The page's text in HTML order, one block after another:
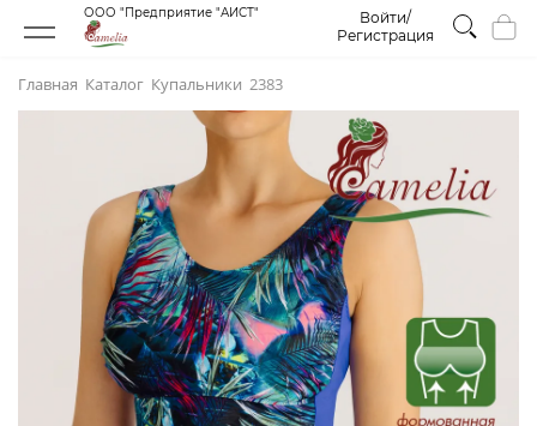
ООО "Предприятие "АИСТ"
Войти/
Регистрация
Главная Каталог Купальники 2383